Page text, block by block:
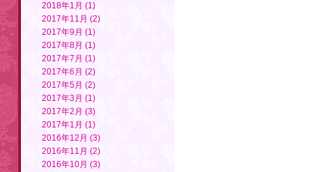
2018年1月 (1)
2017年11月 (2)
2017年9月 (1)
2017年8月 (1)
2017年7月 (1)
2017年6月 (2)
2017年5月 (2)
2017年3月 (1)
2017年2月 (3)
2017年1月 (1)
2016年12月 (3)
2016年11月 (2)
2016年10月 (3)